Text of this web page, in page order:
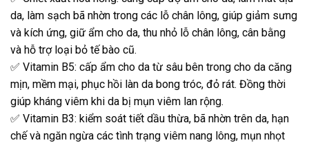
da, làm sạch bã nhờn trong các lỗ chân lông, giúp giảm sưng
và kích ứng, giữ ẩm cho da, thu nhỏ lỗ chân lông, cân bằng
và hỗ trợ loại bỏ tế bào cũ.
✅ Vitamin B5: cấp ẩm cho da từ sâu bên trong cho da căng
mịn, mềm mại, phục hồi làn da bong tróc, đỏ rát. Đồng thời
giúp kháng viêm khi da bị mụn viêm lan rộng.
✅ Vitamin B3: kiểm soát tiết dầu thừa, bã nhờn trên da, hạn
chế và ngăn ngừa các tình trạng viêm nang lông, mụn nhọt